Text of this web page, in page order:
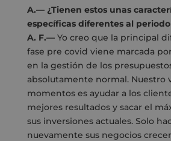
A.— ¿Tienen estos unas
específicas diferentes al
A. F.—Yo creo que la principal
fase pre covid viene marcada
en la gestión de los
absolutamente normal. Nuestro
momentos es ayudar a los
mejores resultados y sacar el
sus inversiones actuales. Solo
nuevamente sus negocios